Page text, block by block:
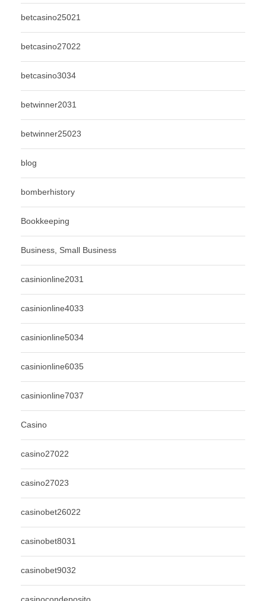
betcasino25021
betcasino27022
betcasino3034
betwinner2031
betwinner25023
blog
bomberhistory
Bookkeeping
Business, Small Business
casinionline2031
casinionline4033
casinionline5034
casinionline6035
casinionline7037
Casino
casino27022
casino27023
casinobet26022
casinobet8031
casinobet9032
casinocondeposito